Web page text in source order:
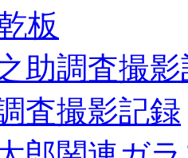
板
助調査撮
査撮影記録